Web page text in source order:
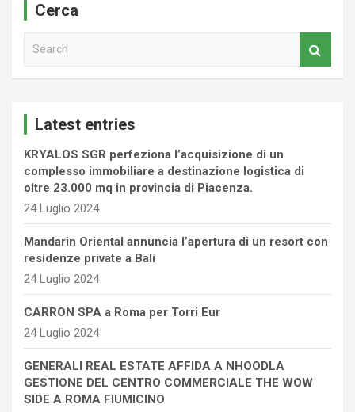
Cerca
Latest entries
KRYALOS SGR perfeziona l’acquisizione di un
complesso immobiliare a destinazione logistica di
oltre 23.000 mq in provincia di Piacenza.
24 Luglio 2024
Mandarin Oriental annuncia l’apertura di un resort con
residenze private a Bali
24 Luglio 2024
CARRON SPA a Roma per Torri Eur
24 Luglio 2024
GENERALI REAL ESTATE AFFIDA A NHOODLA
GESTIONE DEL CENTRO COMMERCIALE THE WOW
SIDE A ROMA FIUMICINO